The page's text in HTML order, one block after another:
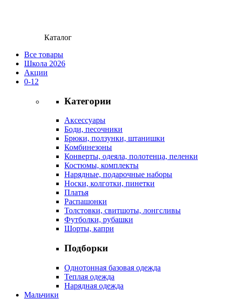
Каталог
Все товары
Школа 2026
Акции
0-12
Категории
Аксессуары
Боди, песочники
Брюки, ползунки, штанишки
Комбинезоны
Конверты, одеяла, полотенца, пеленки
Костюмы, комплекты
Нарядные, подарочные наборы
Носки, колготки, пинетки
Платья
Распашонки
Толстовки, свитшоты, лонгсливы
Футболки, рубашки
Шорты, капри
Подборки
Однотонная базовая одежда
Теплая одежда
Нарядная одежда
Мальчики